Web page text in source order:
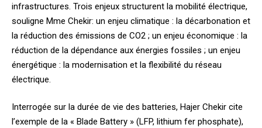
infrastructures. Trois enjeux structurent la mobilité électrique,
souligne Mme Chekir: un enjeu climatique : la décarbonation et
la réduction des émissions de CO2 ; un enjeu économique : la
réduction de la dépendance aux énergies fossiles ; un enjeu
énergétique : la modernisation et la flexibilité du réseau
électrique.
Interrogée sur la durée de vie des batteries, Hajer Chekir cite
l’exemple de la « Blade Battery » (LFP, lithium fer phosphate),